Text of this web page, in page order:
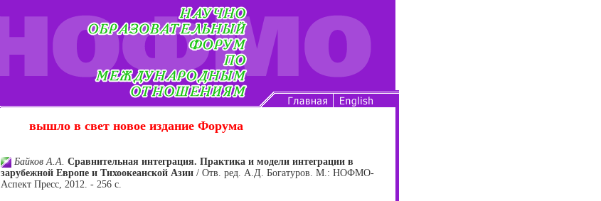
вышло в свет новое издание Форума
Байков А.А. Сравнительная интеграция. Практика и модели интеграции в
зарубежной Европе и Тихоокеанской Азии / Отв. ред. А.Д. Богатуров. М.: НОФМО-
Аспект Пресс, 2012. - 256 с.